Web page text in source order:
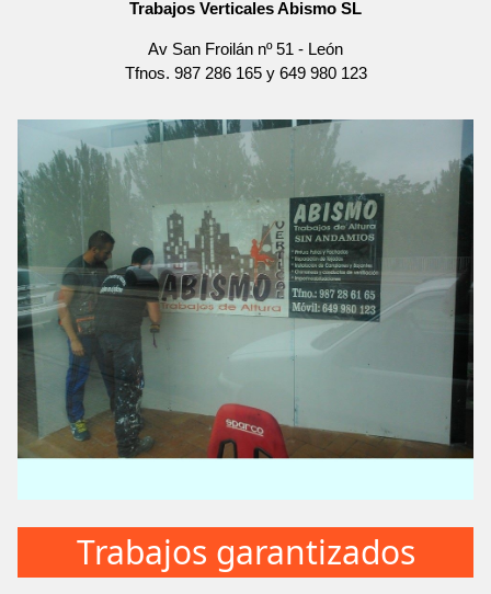
Trabajos Verticales Abismo SL
Av San Froilán nº 51 - León
Tfnos. 987 286 165y 649 980 123
Trabajos garantizados